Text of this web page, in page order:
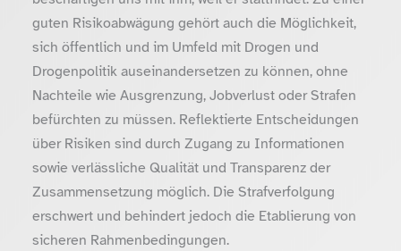
guten Risikoabwägung gehört auch die Möglichkeit,
sich öffentlich und im Umfeld mit Drogen und
Drogenpolitik auseinandersetzen zu können, ohne
Nachteile wie Ausgrenzung, Jobverlust oder Strafen
befürchten zu müssen. Reflektierte Entscheidungen
über Risiken sind durch Zugang zu Informationen
sowie verlässliche Qualität und Transparenz der
Zusammensetzung möglich. Die Strafverfolgung
erschwert und behindert jedoch die Etablierung von
sicheren Rahmenbedingungen.